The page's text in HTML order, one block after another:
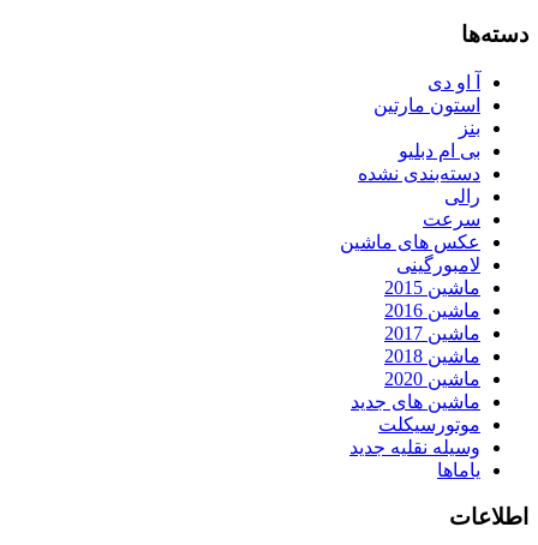
دسته‌ها
آ او دی
استون مارتین
بنز
بی ام دبلیو
دسته‌بندی نشده
رالی
سرعت
عکس های ماشین
لامبورگینی
ماشین 2015
ماشین 2016
ماشین 2017
ماشین 2018
ماشین 2020
ماشین های جدید
موتورسیکلت
وسیله نقلیه جدید
یاماها
اطلاعات